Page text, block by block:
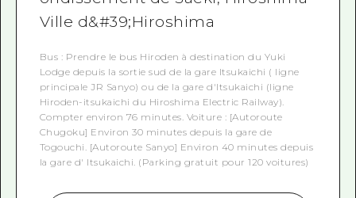
Ville d&#39;Hiroshima
Bus : Prendre le bus Hiroden à destination du Yuki
Lodge depuis la sortie sud de la gare Itsukaichi ( ligne
principale JR Sanyo) ou de la gare d'Itsukaichi (ligne
Hiroden-itsukaichi du Hiroshima Electric Railway).
Compter environ 76 minutes. Voiture : [Autoroute
Chugoku] Environ 30 minutes depuis la gare de
Togouchi. [Autoroute Sanyo] Environ 40 minutes depuis
la gare d' Itsukaichi. (Parking gratuit pour 120 voitures)